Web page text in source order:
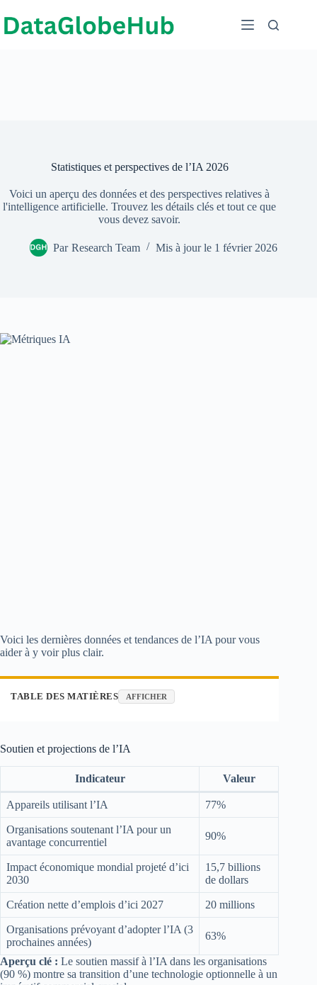
au
contenu
Statistiques et perspectives de l’IA 2026
Voici un aperçu des données et des perspectives relatives à
l'intelligence artificielle. Trouvez les détails clés et tout ce que
vous devez savoir.
Par Research Team Mis à jour le 1 février 2026
Voici les dernières données et tendances de l’IA pour vous
aider à y voir plus clair.
TABLE DES MATIÈRES AFFICHER
Soutien et projections de l’IA
Indicateur Valeur
Appareils utilisant l’IA 77%
Organisations soutenant l’IA pour un
avantage concurrentiel
90%
Impact économique mondial projeté d’ici
2030
15,7 billions
de dollars
Création nette d’emplois d’ici 2027 20 millions
Organisations prévoyant d’adopter l’IA (3
prochaines années)
63%
Aperçu clé : Le soutien massif à l’IA dans les organisations
(90 %) montre sa transition d’une technologie optionnelle à un